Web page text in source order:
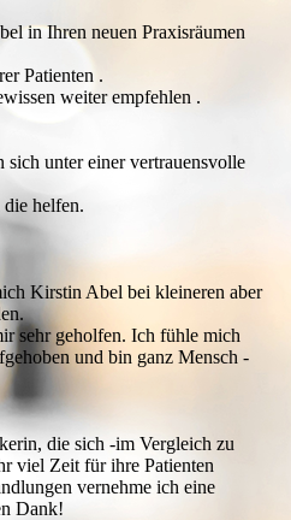
in Ihren neuen Praxisräumen
Patienten .
weiter empfehlen .
unter einer vertrauensvolle
helfen.
Kirstin Abel bei kleineren aber
sehr geholfen. Ich fühle mich
und bin ganz Mensch -
die sich -im Vergleich zu
viel Zeit für ihre Patienten
vernehme ich eine
Dank!